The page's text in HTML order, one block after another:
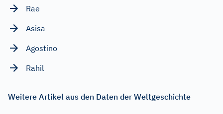
Rae
Asisa
Agostino
Rahil
Weitere Artikel aus den Daten der Weltgeschichte